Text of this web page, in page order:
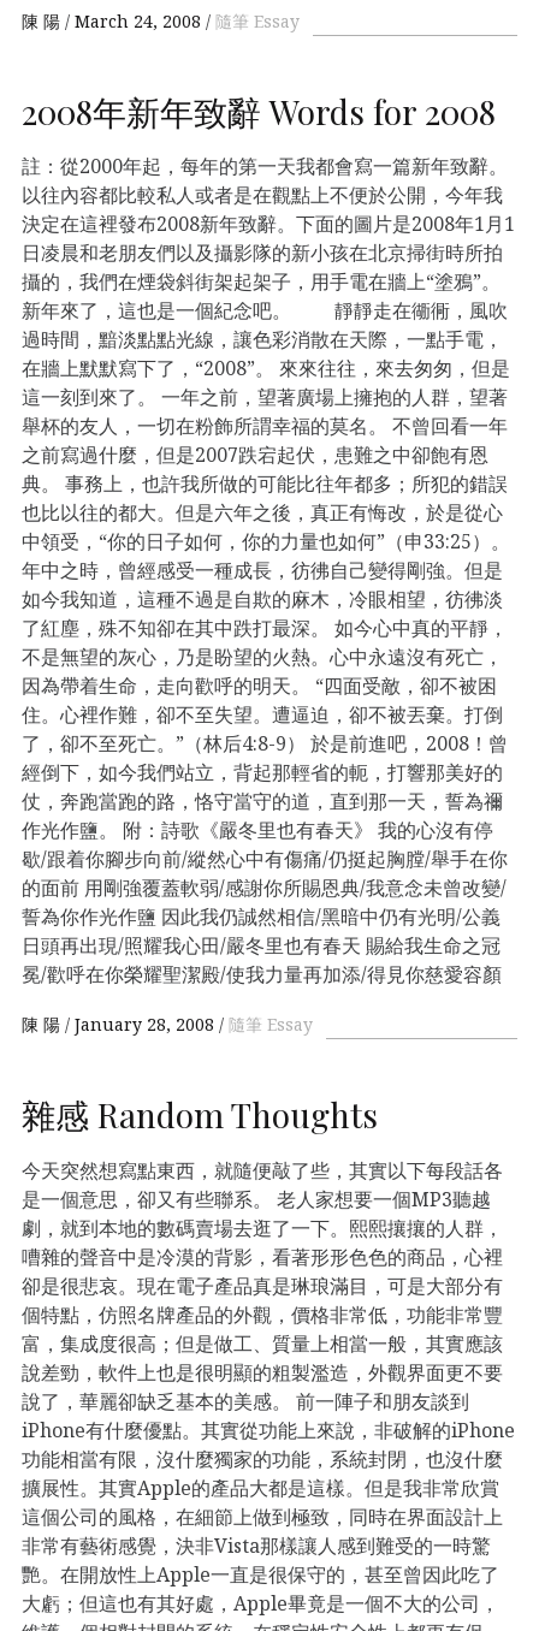
陳 陽 March 24, 2008 隨筆 Essay
2008年新年致辭 Words for 2008
註：從2000年起，每年的第一天我都會寫一篇新年致辭。
以往內容都比較私人或者是在觀點上不便於公開，今年我
決定在這裡發布2008新年致辭。下面的圖片是2008年1月1
日凌晨和老朋友們以及攝影隊的新小孩在北京掃街時所拍
攝的，我們在煙袋斜街架起架子，用手電在牆上“塗鴉”。
新年來了，這也是一個紀念吧。 靜靜走在衚衕，風吹
過時間，黯淡點點光線，讓色彩消散在天際，一點手電，
在牆上默默寫下了，“2008”。 來來往往，來去匆匆，但是
這一刻到來了。 一年之前，望著廣場上擁抱的人群，望著
舉杯的友人，一切在粉飾所謂幸福的莫名。 不曾回看一年
之前寫過什麼，但是2007跌宕起伏，患難之中卻飽有恩
典。 事務上，也許我所做的可能比往年都多；所犯的錯誤
也比以往的都大。但是六年之後，真正有悔改，於是從心
中領受，“你的日子如何，你的力量也如何”（申33:25）。
年中之時，曾經感受一種成長，彷彿自己變得剛強。但是
如今我知道，這種不過是自欺的麻木，冷眼相望，彷彿淡
了紅塵，殊不知卻在其中跌打最深。 如今心中真的平靜，
不是無望的灰心，乃是盼望的火熱。心中永遠沒有死亡，
因為帶着生命，走向歡呼的明天。 “四面受敵，卻不被困
住。心裡作難，卻不至失望。遭逼迫，卻不被丟棄。打倒
了，卻不至死亡。”（林后4:8-9） 於是前進吧，2008！曾
經倒下，如今我們站立，背起那輕省的軛，打響那美好的
仗，奔跑當跑的路，恪守當守的道，直到那一天，誓為禰
作光作鹽。 附：詩歌《嚴冬里也有春天》 我的心沒有停
歇/跟着你腳步向前/縱然心中有傷痛/仍挺起胸膛/舉手在你
的面前 用剛強覆蓋軟弱/感謝你所賜恩典/我意念未曾改變/
誓為你作光作鹽 因此我仍誠然相信/黑暗中仍有光明/公義
日頭再出現/照耀我心田/嚴冬里也有春天 賜給我生命之冠
冕/歡呼在你榮耀聖潔殿/使我力量再加添/得見你慈愛容顏
陳 陽 January 28, 2008 隨筆 Essay
雜感 Random Thoughts
今天突然想寫點東西，就隨便敲了些，其實以下每段話各
是一個意思，卻又有些聯系。 老人家想要一個MP3聽越
劇，就到本地的數碼賣場去逛了一下。熙熙攘攘的人群，
嘈雜的聲音中是冷漠的背影，看著形形色色的商品，心裡
卻是很悲哀。現在電子產品真是琳琅滿目，可是大部分有
個特點，仿照名牌產品的外觀，價格非常低，功能非常豐
富，集成度很高；但是做工、質量上相當一般，其實應該
說差勁，軟件上也是很明顯的粗製濫造，外觀界面更不要
說了，華麗卻缺乏基本的美感。 前一陣子和朋友談到
iPhone有什麼優點。其實從功能上來說，非破解的iPhone
功能相當有限，沒什麼獨家的功能，系統封閉，也沒什麼
擴展性。其實Apple的產品大都是這樣。但是我非常欣賞
這個公司的風格，在細節上做到極致，同時在界面設計上
非常有藝術感覺，決非Vista那樣讓人感到難受的一時驚
艷。在開放性上Apple一直是很保守的，甚至曾因此吃了
大虧；但這也有其好處，Apple畢竟是一個不大的公司，